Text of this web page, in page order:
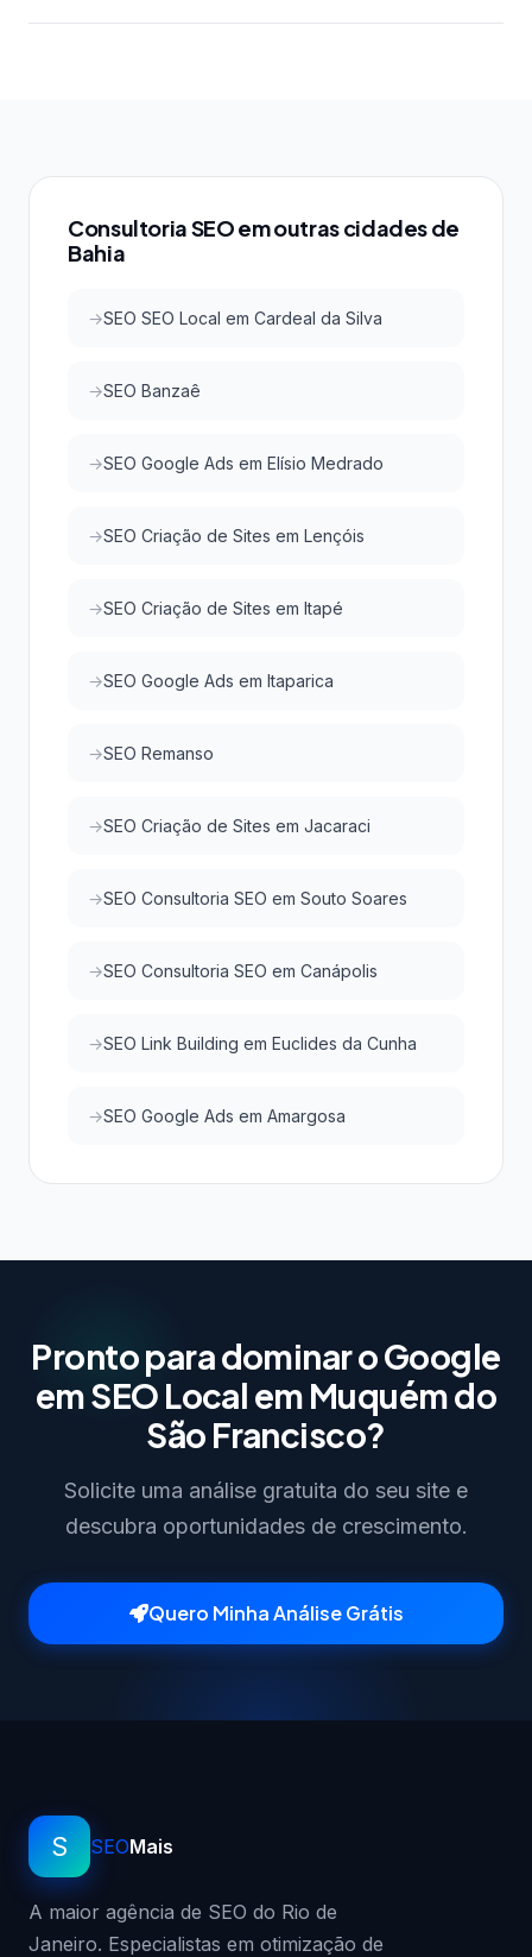
apresentar orçamento personalizado.
(Google Analytics, Search Console, Semrush),
do Google e do Google Maps com investimento
Consultoria SEO em outras cidades de
Bahia
SEO SEO Local em Cardeal da Silva
SEO Banzaê
SEO Google Ads em Elísio Medrado
SEO Criação de Sites em Lençóis
SEO Criação de Sites em Itapé
SEO Google Ads em Itaparica
SEO Remanso
SEO Criação de Sites em Jacaraci
SEO Consultoria SEO em Souto Soares
SEO Consultoria SEO em Canápolis
SEO Link Building em Euclides da Cunha
SEO Google Ads em Amargosa
Pronto para dominar o Google
em SEO Local em Muquém do
São Francisco?
Solicite uma análise gratuita do seu site e
descubra oportunidades de crescimento.
Quero Minha Análise Grátis
S SEOMais
A maior agência de SEO do Rio de
Janeiro. Especialistas em otimização de